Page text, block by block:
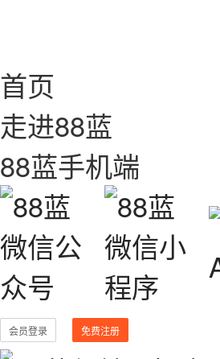
首页
走进88蓝
88蓝手机端
会员登录 免费注册